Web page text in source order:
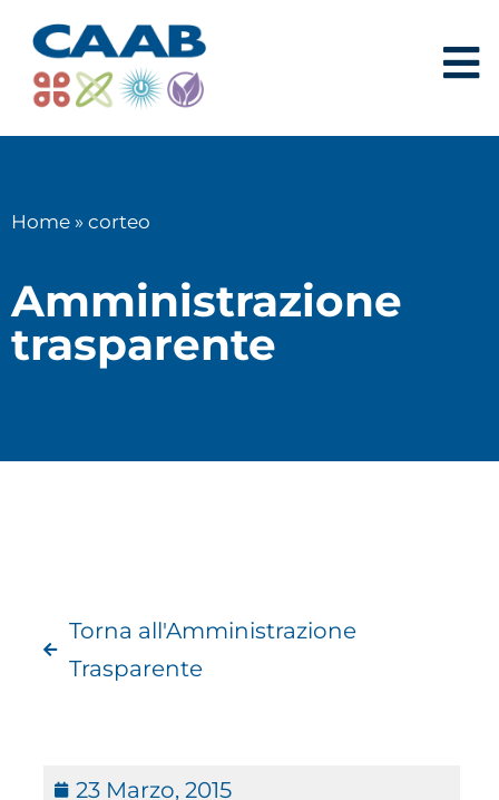
Home » corteo
Amministrazione
trasparente
Torna all'Amministrazione
Trasparente
23 Marzo, 2015